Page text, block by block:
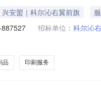
安盟｜科尔沁右翼前旗
招标单位： 科尔沁
品 印刷服务